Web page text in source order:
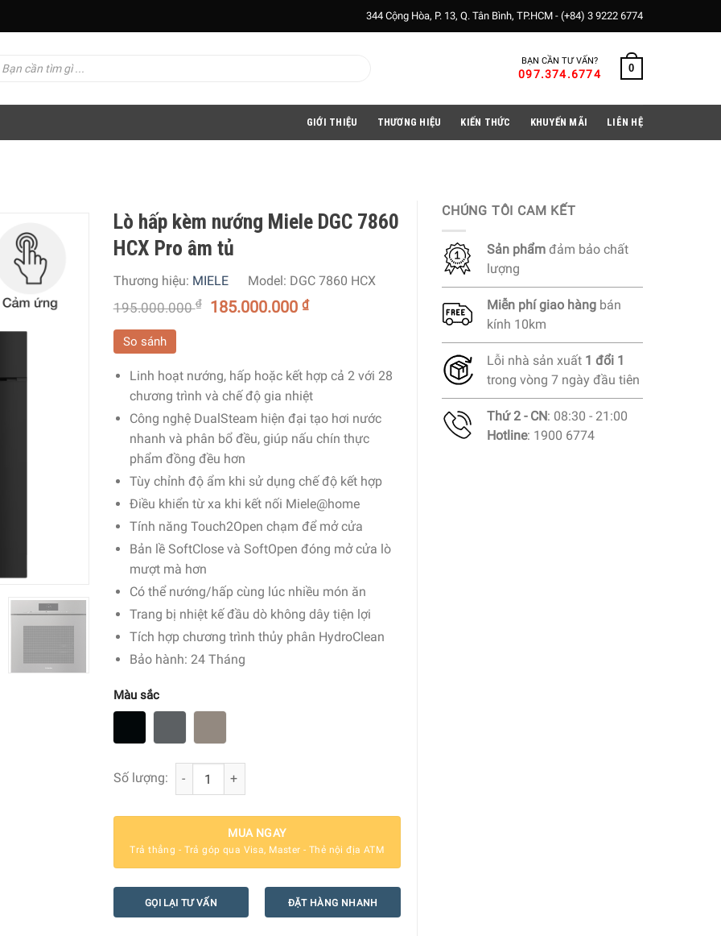
344 Cộng Hòa, P. 13, Q. Tân Bình, TP.HCM - (+84) 3 9222 6774
BẠN CẦN TƯ VẤN?
097.374.6774 0
GIỚI THIỆU THƯƠNG HIỆU KIẾN THỨC KHUYẾN MÃI LIÊN HỆ
Lò hấp kèm nướng Miele DGC 7860
HCX Pro âm tủ
Thương hiệu: MIELE Model: DGC 7860 HCX
195.000.000₫ 185.000.000₫
So sánh
Linh hoạt nướng, hấp hoặc kết hợp cả 2 với 28
chương trình và chế độ gia nhiệt
Công nghệ DualSteam hiện đại tạo hơi nước
nhanh và phân bổ đều, giúp nấu chín thực
phẩm đồng đều hơn
Tùy chỉnh độ ẩm khi sử dụng chế độ kết hợp
Điều khiển từ xa khi kết nối Miele@home
Tính năng Touch2Open chạm để mở cửa
Bản lềSoftClose vàSoftOpen đóng mở cửa lò
mượt mà hơn
Có thể nướng/hấp cùng lúc nhiều món ăn
Trang bị nhiệt kế đầu dò không dây tiện lợi
Tích hợp chương trình thủy phân HydroClean
Bảo hành: 24 Tháng
Màu sắc
Số lượng: Lò hấp kèm nướng Miele DGC 7860 HCX Pro âm tủ số lượng
MUA NGAY
Trả thẳng - Trả góp qua Visa, Master - Thẻ nội địa ATM
GỌI LẠI TƯ VẤN ĐẶT HÀNG NHANH
CHÚNG TÔI CAM KẾT
Sản phẩm đảm bảo chất
lượng
Miễn phígiao hàng bán
kính 10km
Lỗi nhà sản xuất 1 đổi 1
trong vòng 7 ngày đầu tiên
Thứ 2 - CN: 08:30 - 21:00
Hotline: 1900 6774